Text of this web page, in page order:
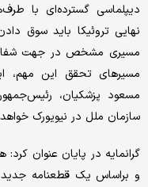
دیپلماسی گسترده‌ای با
نهایی تروئیکا باید سوق
مسیری مشخص در جهت
مسیرهای تحقق این مهم،
مسعود پزشکیان،
سازمان ملل در نیویورک
گرانمایه در پایان عنوان
و براساس یک قطعنامه جدید